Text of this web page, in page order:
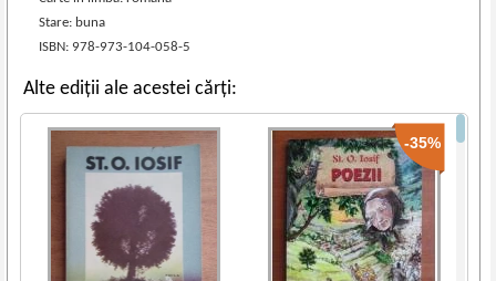
Stare: buna
ISBN: 978-973-104-058-5
Alte ediții ale acestei cărți:
-35%